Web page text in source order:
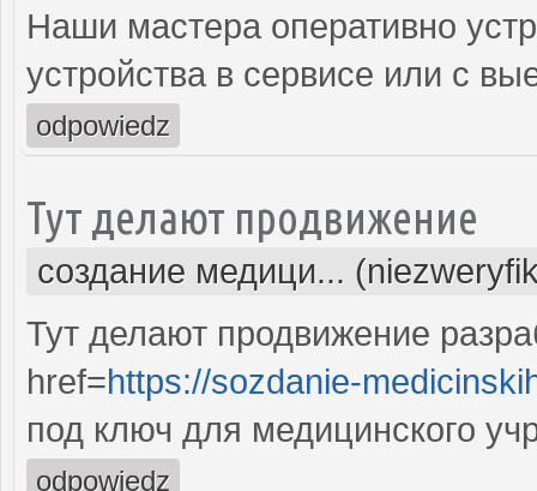
Наши мастера оперативно
устройства в сервисе или с
odpowiedz
Тут делают продвижение
создание медици...
Тут делают продвижение
href=https://sozdanie-
под ключ для медицинского
odpowiedz